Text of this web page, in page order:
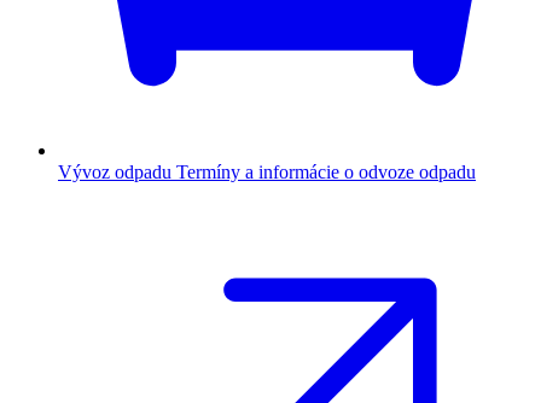
Vývoz odpadu Termíny a informácie o odvoze odpadu